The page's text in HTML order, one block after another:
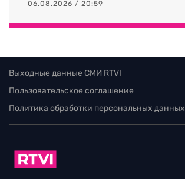
06.08.2026 / 20:59
Выходные данные СМИ RTVI
Пользовательское соглашение
Политика обработки персональных данных